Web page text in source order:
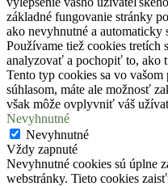
základné fungovanie stránky
ako nevyhnutné a automaticky
Používame tiež cookies tretích
analyzovať a pochopiť to, ako
Tento typ cookies sa vo
súhlasom, máte ale možnosť
však môže ovplyvniť váš
Nevyhnutné
Nevyhnutné
Vždy zapnuté
Nevyhnutné cookies sú úplne
webstránky. Tieto cookies